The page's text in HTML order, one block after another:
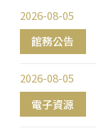
館務公告
2026-08-05
電子資源
2026-08-05